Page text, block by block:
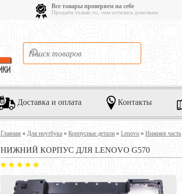
Все товары проверяем на себе
Продаём только то, чем остались довольны
Доставка и оплата Контакты
Главная » Для ноутбука » Корпусные детали » Lenovo » Нижняя часть
НИЖНИЙ КОРПУС ДЛЯ LENOVO G570